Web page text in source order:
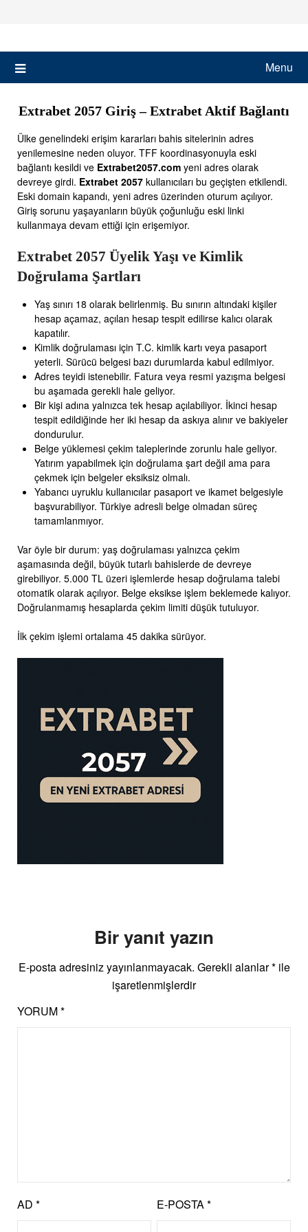
Menu
Extrabet 2057 Giriş – Extrabet Aktif Bağlantı
Ülke genelindeki erişim kararları bahis sitelerinin adres
yenilemesine neden oluyor. TFF koordinasyonuyla eski
bağlantı kesildi ve Extrabet2057.com yeni adres olarak
devreye girdi. Extrabet 2057 kullanıcıları bu geçişten etkilendi.
Eski domain kapandı, yeni adres üzerinden oturum açılıyor.
Giriş sorunu yaşayanların büyük çoğunluğu eski linki
kullanmaya devam ettiği için erişemiyor.
Extrabet 2057 Üyelik Yaşı ve Kimlik
Doğrulama Şartları
Yaş sınırı 18 olarak belirlenmiş. Bu sınırın altındaki kişiler
hesap açamaz, açılan hesap tespit edilirse kalıcı olarak
kapatılır.
Kimlik doğrulaması için T.C. kimlik kartı veya pasaport
yeterli. Sürücü belgesi bazı durumlarda kabul edilmiyor.
Adres teyidi istenebilir. Fatura veya resmi yazışma belgesi
bu aşamada gerekli hale geliyor.
Bir kişi adına yalnızca tek hesap açılabiliyor. İkinci hesap
tespit edildiğinde her iki hesap da askıya alınır ve bakiyeler
dondurulur.
Belge yüklemesi çekim taleplerinde zorunlu hale geliyor.
Yatırım yapabilmek için doğrulama şart değil ama para
çekmek için belgeler eksiksiz olmalı.
Yabancı uyruklu kullanıcılar pasaport ve ikamet belgesiyle
başvurabiliyor. Türkiye adresli belge olmadan süreç
tamamlanmıyor.
Var öyle bir durum: yaş doğrulaması yalnızca çekim
aşamasında değil, büyük tutarlı bahislerde de devreye
girebiliyor. 5.000 TL üzeri işlemlerde hesap doğrulama talebi
otomatik olarak açılıyor. Belge eksikse işlem beklemede kalıyor.
Doğrulanmamış hesaplarda çekim limiti düşük tutuluyor.
İlk çekim işlemi ortalama 45 dakika sürüyor.
Bir yanıt yazın
E-posta adresiniz yayınlanmayacak. Gerekli alanlar*ile
işaretlenmişlerdir
YORUM*
AD * E-POSTA*